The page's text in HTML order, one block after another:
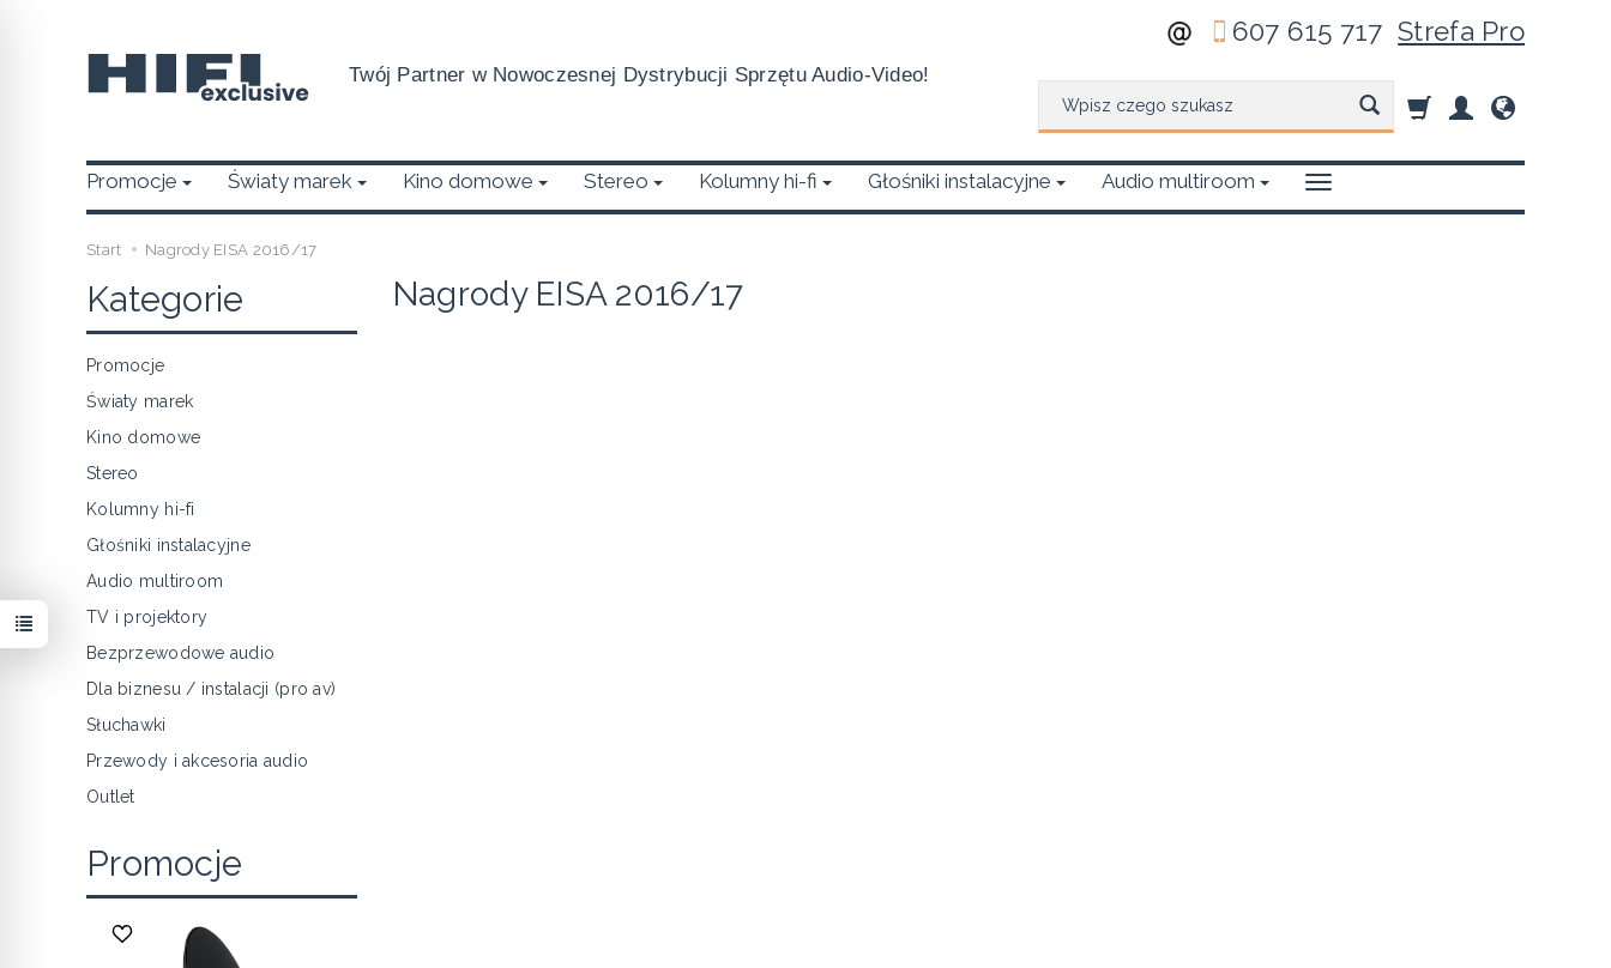
Twój Partner w Nowoczesnej Dystrybucji Sprzętu Audio-Video!
607 615 717Strefa Pro
Promocje Światy marek Kino domowe Stereo Kolumny hi-fi Głośniki instalacyjne Audio multiroom
Start Nagrody EISA 2016/17
Nagrody EISA 2016/17
Kategorie
Promocje
Światy marek
Kino domowe
Stereo
Kolumny hi-fi
Głośniki instalacyjne
Audio multiroom
TV i projektory
Bezprzewodowe audio
Dla biznesu / instalacji (pro av)
Słuchawki
Przewody i akcesoria audio
Outlet
Promocje